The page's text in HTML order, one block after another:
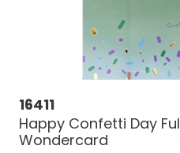
16411
Happy Confetti Day
Wondercard